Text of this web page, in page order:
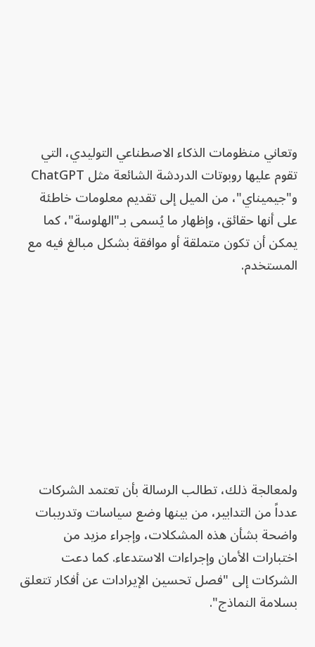
وتعاني منظومات الذكاء الاصطناعي التوليدي، التي
تقوم عليها روبوتات الدردشة الشائعة مثل ChatGPT
و"جيميناي"، من الميل إلى تقديم معلومات خاطئة
على أنها حقائق، وإظهار ما يُسمى بـ"الهلوسة"، كما
يمكن أن تكون متملقة أو موافقة بشكل مبالغ فيه مع
المستخدم.
ولمعالجة ذلك، تطالب الرسالة بأن تعتمد الشركات
عدداً من التدابير، من بينها وضع سياسات وتدريبات
واضحة بشأن هذه المشكلات، وإجراء مزيد من
اختبارات الأمان وإجراءات الاستدعاء. كما دعت
الشركات إلى "فصل تحسين الإيرادات عن أفكار تتعلق
بسلامة النماذج".